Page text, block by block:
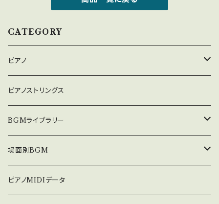
CATEGORY
ピアノ
癒しのピアノ
中北利男 夢シリーズ
５０８曲シリーズ
３６０曲シリーズ
ピアノストリングス
BGMライブラリー
オルゴール
場面別BGM
悲しい
ピアノMIDIデータ